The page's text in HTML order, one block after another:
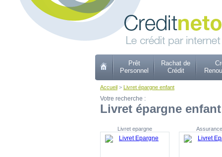
Prêt
Personnel
Rachat de
Crédit
Accueil > Livret épargne enfant
Votre recherche :
Livret épargne enfant
Livret epargne